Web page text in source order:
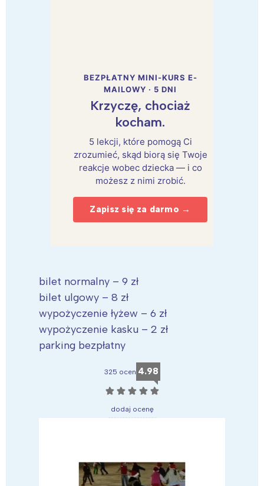
BEZPŁATNY MINI-KURS E-
MAILOWY · 5 DNI
Krzyczę, chociaż
kocham.
5 lekcji, które pomogą Ci
zrozumieć, skąd biorą się Twoje
reakcje wobec dziecka — i co
możesz z nimi zrobić.
Zapisz się za darmo →
bilet normalny – 9 zł
bilet ulgowy – 8 zł
wypożyczenie łyżew – 6 zł
wypożyczenie kasku – 2 zł
parking bezpłatny
325 ocen 4.98
☆ ☆ ☆ ☆ ☆
dodaj ocenę